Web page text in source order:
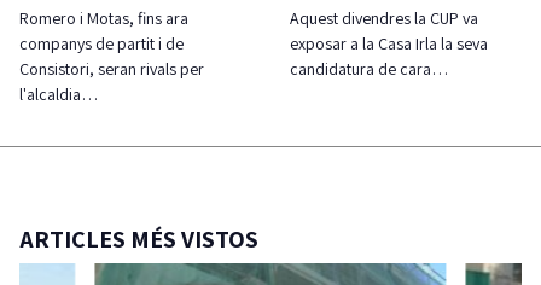
Romero i Motas, fins ara
companys de partit i de
Consistori, seran rivals per
l'alcaldia…
Aquest divendres la CUP va
exposar a la Casa Irla la seva
candidatura de cara…
ARTICLES MÉS VISTOS